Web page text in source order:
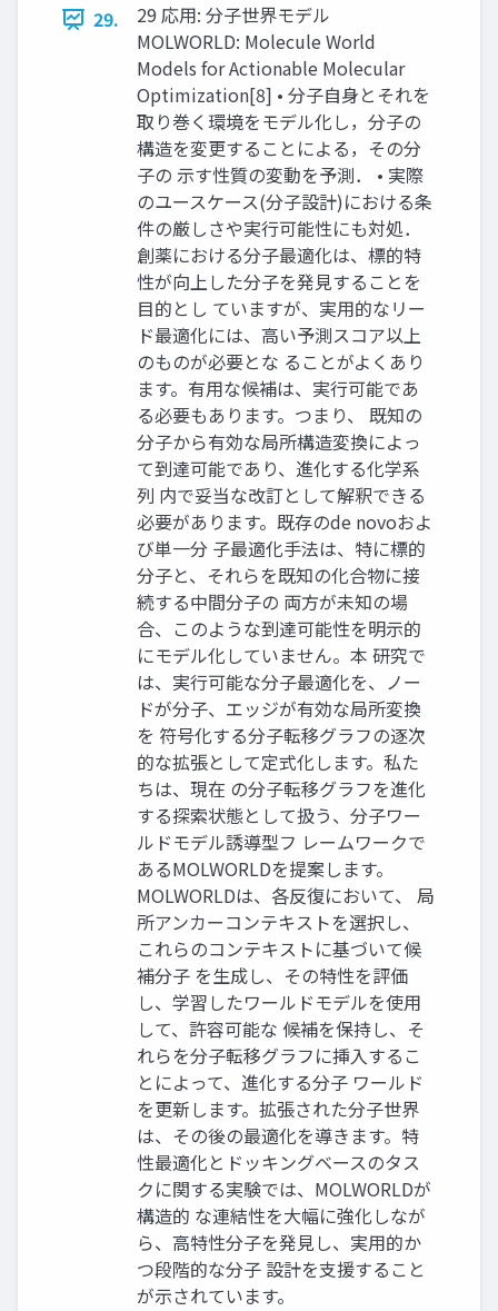
29.
29 応用: 分子世界モデル
MOLWORLD: Molecule World
Models for Actionable Molecular
Optimization[8] • 分子自身とそれを
取り巻く環境をモデル化し，分子の
構造を変更することによる，その分
子の 示す性質の変動を予測． • 実際
のユースケース(分子設計)における条
件の厳しさや実行可能性にも対処．
創薬における分子最適化は、標的特
性が向上した分子を発見することを
目的とし ていますが、実用的なリー
ド最適化には、高い予測スコア以上
のものが必要とな ることがよくあり
ます。有用な候補は、実行可能であ
る必要もあります。つまり、 既知の
分子から有効な局所構造変換によっ
て到達可能であり、進化する化学系
列 内で妥当な改訂として解釈できる
必要があります。既存のde novoおよ
び単一分 子最適化手法は、特に標的
分子と、それらを既知の化合物に接
続する中間分子の 両方が未知の場
合、このような到達可能性を明示的
にモデル化していません。本 研究で
は、実行可能な分子最適化を、ノー
ドが分子、エッジが有効な局所変換
を 符号化する分子転移グラフの逐次
的な拡張として定式化します。私た
ちは、現在 の分子転移グラフを進化
する探索状態として扱う、分子ワー
ルドモデル誘導型フ レームワークで
あるMOLWORLDを提案します。
MOLWORLDは、各反復において、 局
所アンカーコンテキストを選択し、
これらのコンテキストに基づいて候
補分子 を生成し、その特性を評価
し、学習したワールドモデルを使用
して、許容可能な 候補を保持し、そ
れらを分子転移グラフに挿入するこ
とによって、進化する分子 ワールド
を更新します。拡張された分子世界
は、その後の最適化を導きます。特
性最適化とドッキングベースのタス
クに関する実験では、MOLWORLDが
構造的 な連結性を大幅に強化しなが
ら、高特性分子を発見し、実用的か
つ段階的な分子 設計を支援すること
が示されています。